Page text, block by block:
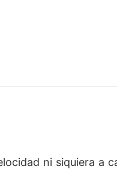
ni siquiera a